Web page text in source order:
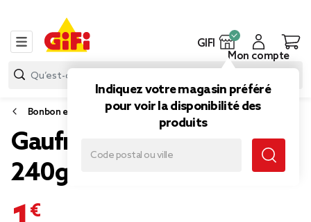
GIFI
Indiquez votre magasin préféré
pour voir la disponibilité des
produits
Mon compte
Bonbon et gourmandise
Gaufrettes à la crème
240gr
1,00 €